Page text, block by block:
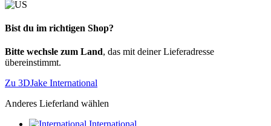
Bist du im richtigen Shop?
Bitte wechsle zum Land, das mit deiner Lieferadresse
übereinstimmt.
Zu 3DJake International
Anderes Lieferland wählen
International